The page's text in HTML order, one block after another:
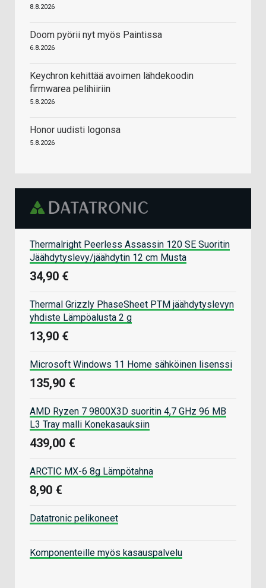
8.8.2026
Doom pyörii nyt myös Paintissa
6.8.2026
Keychron kehittää avoimen lähdekoodin
firmwarea pelihiiriin
5.8.2026
Honor uudisti logonsa
5.8.2026
Thermalright Peerless Assassin 120 SE Suoritin
Jäähdytyslevy/jäähdytin 12 cm Musta
34,90 €
Thermal Grizzly PhaseSheet PTM jäähdytyslevyn
yhdiste Lämpöalusta 2 g
13,90 €
Microsoft Windows 11 Home sähköinen lisenssi
135,90 €
AMD Ryzen 7 9800X3D suoritin 4,7 GHz 96 MB
L3 Tray malli Konekasauksiin
439,00 €
ARCTIC MX-6 8g Lämpötahna
8,90 €
Datatronic pelikoneet
Komponenteille myös kasauspalvelu